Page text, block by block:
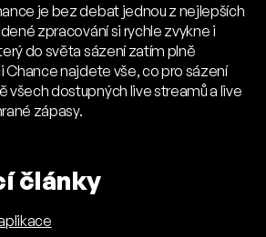
je bez debat jednou z nejlepších
zpracování si rychle zvykne i
do světa sázení zatím plně
Chance najdete vše, co pro sázení
dostupných live streamů a live
zápasy.
články